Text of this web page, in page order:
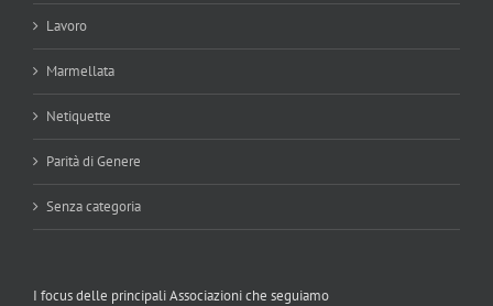
Lavoro
Marmellata
Netiquette
Parità di Genere
Senza categoria
I focus delle principali Associazioni che seguiamo